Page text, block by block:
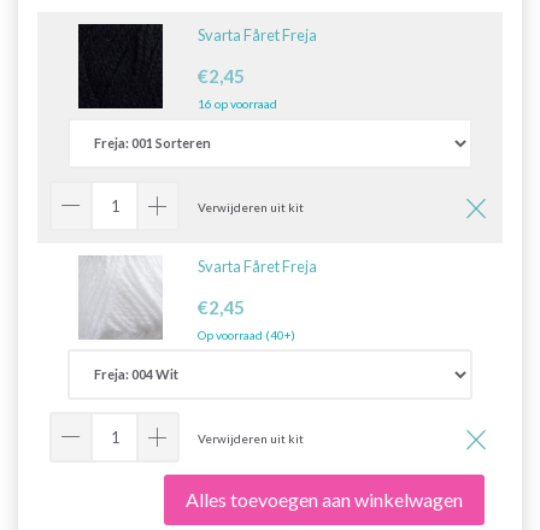
Svarta Fåret Freja
€2,45
16 op voorraad
Verwijderen uit kit
Svarta Fåret Freja
€2,45
Op voorraad (40+)
Verwijderen uit kit
Alles toevoegen aan winkelwagen